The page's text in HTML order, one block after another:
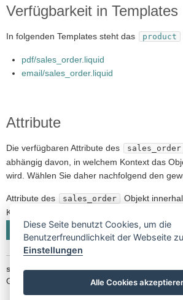
Verfügbarkeit in Templates
In folgenden Templates steht das product
pdf/sales_order.liquid
email/sales_order.liquid
Attribute
Die verfügbaren Attribute des sales_order
abhängig davon, in welchem Kontext das
wird. Wählen Sie daher nachfolgend den
Attribute des sales_order
Objekt
Kontexts anzeigen:
email
pdf
sales_order.id
Gibt die eindeutige numerische ID des
Diese Seite benutzt Cookies, um die
Benutzerfreundlichkeit der Webseite
Einstellungen
Alle Cookies